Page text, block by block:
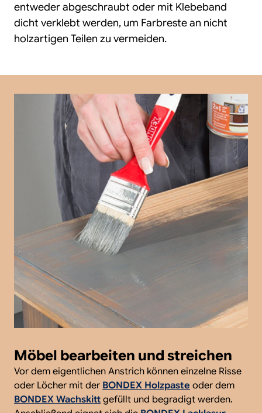
entweder abgeschraubt oder mit Klebeband
dicht verklebt werden, um Farbreste an nicht
holzartigen Teilen zu vermeiden.
Möbel bearbeiten und streichen
Vor dem eigentlichen Anstrich können einzelne Risse
oder Löcher mit der BONDEX Holzpaste oder dem
BONDEX Wachskitt gefüllt und begradigt werden.